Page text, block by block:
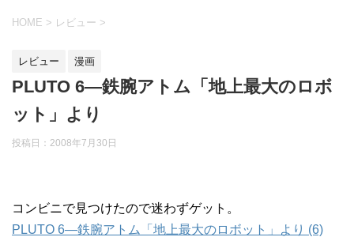
HOME > レビュー >
レビュー 漫画
PLUTO 6―鉄腕アトム「地上最大のロボ
ット」より
投稿日： 2008年7月30日
コンビニで見つけたので迷わずゲット。
PLUTO 6―鉄腕アトム「地上最大のロボット」より (6)